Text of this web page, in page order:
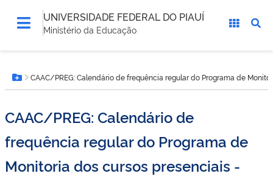
UNIVERSIDADE FEDERAL DO PIAUÍ
Ministério da Educação
está
aqui:Botão Menu
CAAC/PREG: Calendário de frequência regular do Programa de
CAAC/PREG: Calendário de
frequência regular do Programa de
Monitoria dos cursos presenciais -